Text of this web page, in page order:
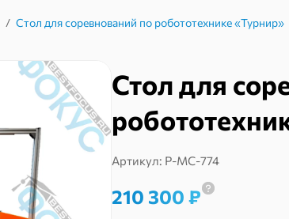
/ Стол для соревнований по робототехнике «Турнир»
Стол для
Артикул: Р-МС-774
210 300 ₽